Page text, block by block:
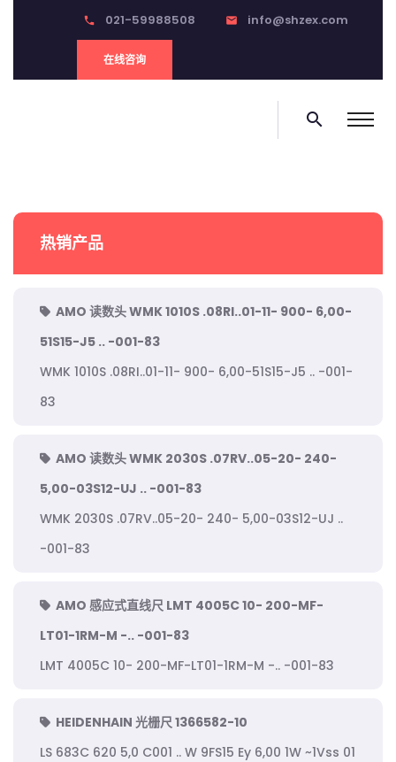
phone 021-59988508 email info@shzex.com
在线咨询
search
热销产品
AMO 读数头 WMK 1010S .08RI..01-11- 900- 6,00-
51S15-J5 .. -001-83
WMK 1010S .08RI..01-11- 900- 6,00-51S15-J5 .. -001-
83
AMO 读数头 WMK 2030S .07RV..05-20- 240-
5,00-03S12-UJ .. -001-83
WMK 2030S .07RV..05-20- 240- 5,00-03S12-UJ ..
-001-83
AMO 感应式直线尺 LMT 4005C 10- 200-MF-
LT01-1RM-M -.. -001-83
LMT 4005C 10- 200-MF-LT01-1RM-M -.. -001-83
HEIDENHAIN 光栅尺 1366582-10
LS 683C 620 5,0 C001 .. W 9FS15 Ey 6,00 1W ~1Vss 01